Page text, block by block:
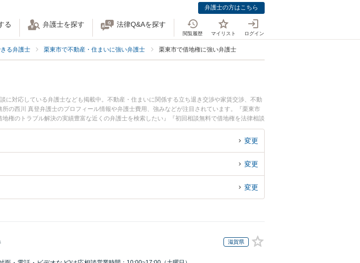
弁護士の方はこちら
る 弁護士を探す 法律Q&Aを探す
閲覧履歴 マイリスト ログイン
る弁護士 栗東市で不動産・住まいに強い弁護士 栗東市で借地権に強い弁護士
対応している弁護士なども掲載中。不動産・住まいに関係する立ち退き交渉や家賃交渉、不動
の西川 真登弁護士のプロフィール情報や弁護士費用、強みなどが注目されています。『栗東市
権のトラブル解決の実績豊富な近くの弁護士を検索したい』『初回相談無料で借地権を法律相談
めです。
変更
変更
変更
滋賀県